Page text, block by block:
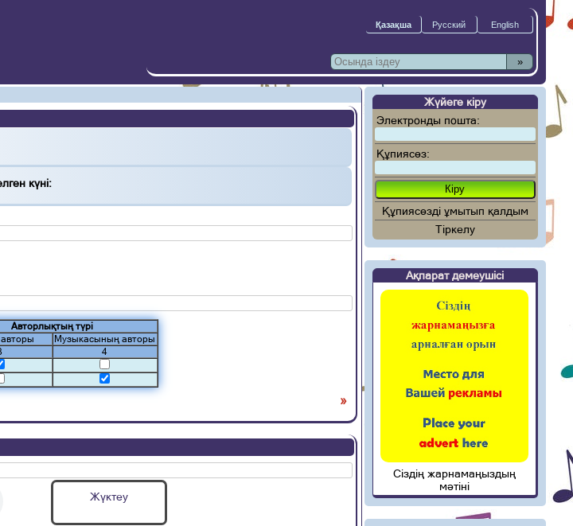
»
күні:
Авторлықтың түрі
авторы
Музыкасының авторы
4
»
Жүктеу
Жүйеге кіру
Электронды пошта:
Құпиясөз:
Құпиясөзді ұмытып қалдым
Тіркелу
Ақпарат демеушісі
Сіздің жарнамаңыздың
мәтіні